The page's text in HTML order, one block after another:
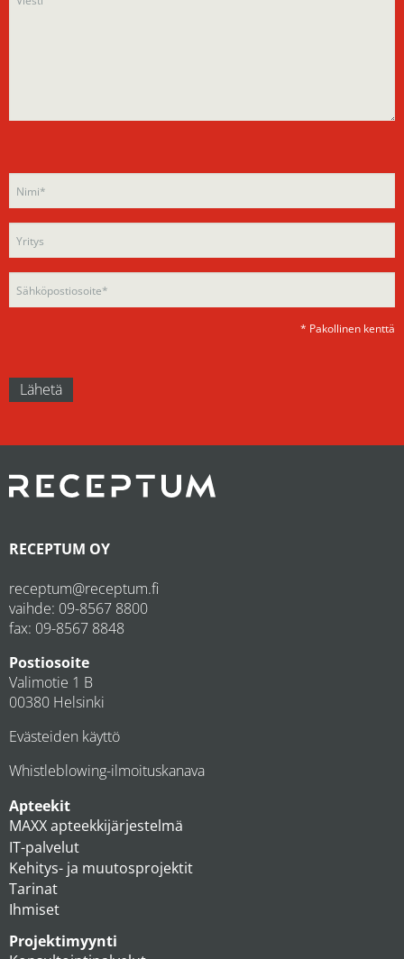
leave
this
empty.
Please
leave
this
field
empty.
* Pakollinen kenttä
RECEPTUM OY
receptum@receptum.fi
vaihde: 09-8567 8800
fax: 09-8567 8848
Postiosoite
Valimotie 1 B
00380 Helsinki
Evästeiden käyttö
Whistleblowing-ilmoituskanava
Apteekit
MAXX apteekkijärjestelmä
IT-palvelut
Kehitys- ja muutosprojektit
Tarinat
Ihmiset
Projektimyynti